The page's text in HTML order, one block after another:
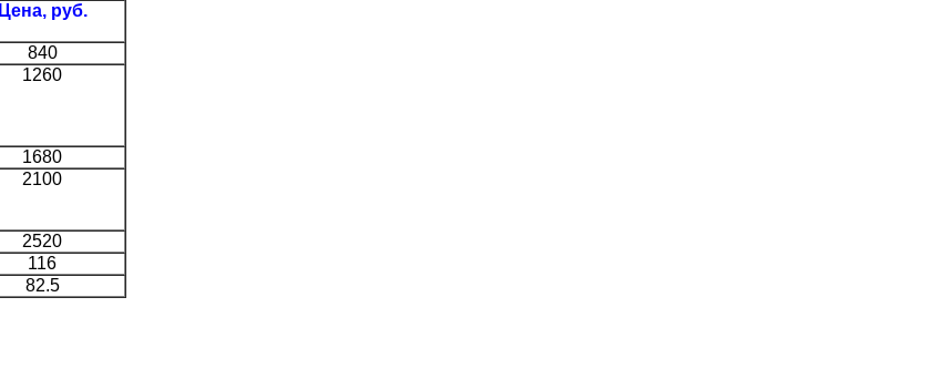
Цена, руб.
840
1260
1680
2100
2520
116
82.5